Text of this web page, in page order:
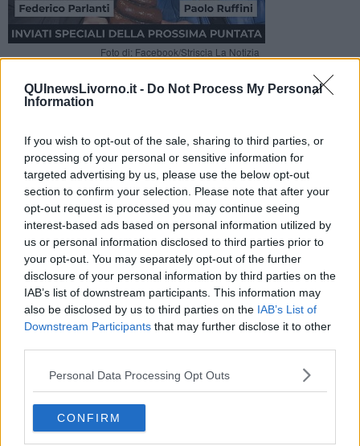
QUInewsLivorno.it - Do Not Process My Personal
Information
If you wish to opt-out of the sale, sharing to third parties, or
processing of your personal or sensitive information for
targeted advertising by us, please use the below opt-out
section to confirm your selection. Please note that after your
opt-out request is processed you may continue seeing
interest-based ads based on personal information utilized by
us or personal information disclosed to third parties prior to
your opt-out. You may separately opt-out of the further
disclosure of your personal information by third parties on the
IAB’s list of downstream participants. This information may
also be disclosed by us to third parties on the IAB’s List of
Downstream Participants that may further disclose it to other
Personal Data Processing Opt Outs
CONFIRM
Foto di: Facebook/Striscia La Notizia
Due inviati livornesi nella prossima puntata del programma di
Antonio Ricci in prima serata su Canale 5
LIVORNO —Due artisti livornesi Paolo Ruffini e Federico Parlanti
saranno gli inviati speciali della prossima puntata diStriscia La
Notizia,in prima serata tv su Canale 5, domani, giovedì 19
Febbraio.
Tra gli inviati “specialissimi” della trasmissione di Antonio Ricci,
condotta da Ezio Greggio ed Enzo Iacchetti, ci sarà l'attorePaolo
Ruffini,accompagnato dal collega e speaker radiofonicoFederico
Parlanti della Compagnia teatrale inclusiva Mayor Von
Frinzius.
Il duo consegnerà l’iconica “merdina” di Striscia a chi parcheggia
l’auto senza averne diritto nel posto riservato alle persone con
disabilità.